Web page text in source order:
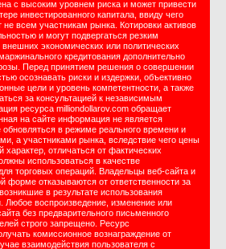
с высоким уровнем риска и может привести
инвестированного капитала, ввиду чего
всем участникам рынка. Котировки активов
и могут подвергаться резким
экономических или политических
кредитования дополнительно
Перед принятием решения о совершении
осознавать риски и издержки, объективно
цели и уровень компетентности, а также
за консультацией к независимым
ресурса milliondollarov.com обращает
на сайте информация не является
в режиме реального времени и
а участниками рынка, вследствие чего цены
характер, отличаться от фактических
использоваться в качестве
торговых операций. Владельцы веб-сайта и
форме отказываются от ответственности за
в результате использования
воспроизведение, изменение или
без предварительного письменного
строго запрещено. Ресурс
комиссионное вознаграждение от
взаимодействия пользователя с